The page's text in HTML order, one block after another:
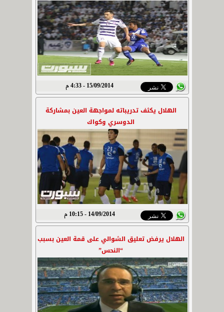
15/09/2014 - 4:33 م
الهلال يكثف تدريباته لمواجهة العين بمشاركة
الدوسري وكواك
14/09/2014 - 10:15 م
الهلال يرفض تعليق الشوالي على قمة العين بسبب
“النحس”